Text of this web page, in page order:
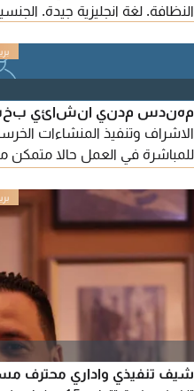
النظافة. لغة انجليزية جيدة.
الاشراف وتنفيذ المنشاءات
للمباشرة في العمل حالا متمكن
منطقة في السعودية
شيف تنفيذي واداري محترف